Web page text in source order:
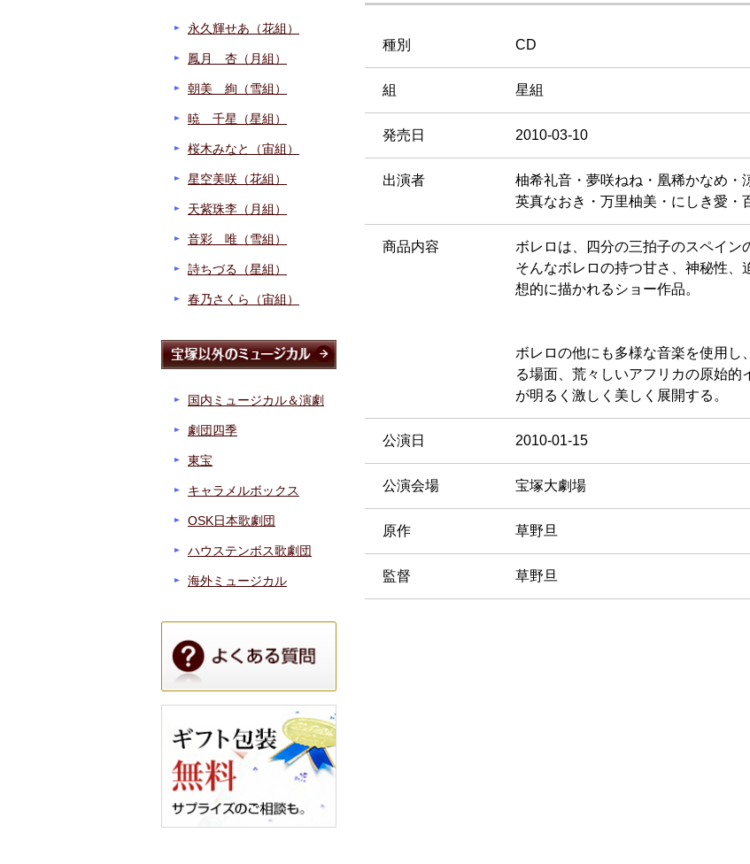
種別 CD
組 星組
発売日 2010-03-10
出演者
柚希礼音・夢咲ねね・凰稀かなめ・
英真なおき・万里柚美・にしき愛・
商品内容
ボレロは、四分の三拍子のスペイン
そんなボレロの持つ甘さ、神秘性、
想的に描かれるショー作品。
ボレロの他にも多様な音楽を使用し
る場面、荒々しいアフリカの原始的
が明るく激しく美しく展開する。
公演日 2010-01-15
公演会場 宝塚大劇場
原作 草野旦
監督 草野旦
永久輝せあ（花組）
鳳月 杏（月組）
朝美 絢（雪組）
暁 千星（星組）
桜木みなと（宙組）
星空美咲（花組）
天紫珠李（月組）
音彩 唯（雪組）
詩ちづる（星組）
春乃さくら（宙組）
国内ミュージカル＆演劇
劇団四季
東宝
キャラメルボックス
OSK日本歌劇団
ハウステンボス歌劇団
海外ミュージカル